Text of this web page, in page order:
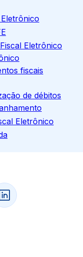
Eletrônico
fiscais
de débitos
Eletrônico